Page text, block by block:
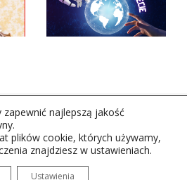
Rzeszów S.A. w likwidacj.
najlepszą jakość
plików cookie, których używamy,
znajdziesz w ustawieniach.
Ustawienia